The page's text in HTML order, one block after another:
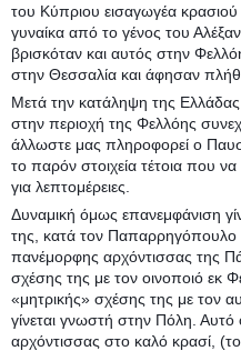
του Κύπριου εισαγωγέα
γυναίκα από το γένος του
βρισκόταν και αυτός στην
στην Θεσσαλία και άφησαν
Μετά την κατάληψη της
στην περιοχή της Φελλόης
άλλωστε μας πληροφορεί ο
το παρόν στοιχεία τέτοια που
για λεπτομέρειες.
Δυναμική όμως επανεμφάνιση
της, κατά τον Παπαρρηγόπουλο
πανέμορφης αρχόντισσας της
σχέσης της με τον οινοποιό εκ
«μητρικής» σχέσης της με τον
γίνεται γνωστή στην Πόλη. Αυτό
αρχόντισσας στο καλό κρασί,